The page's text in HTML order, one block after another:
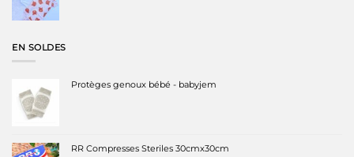
EN SOLDES
Protèges genoux bébé - babyjem
RR Compresses Steriles 30cmx30cm